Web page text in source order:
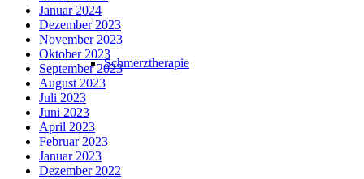
Schmerztherapie
Januar 2024
Dezember 2023
November 2023
Oktober 2023
September 2023
August 2023
Juli 2023
Juni 2023
April 2023
Februar 2023
Januar 2023
Dezember 2022